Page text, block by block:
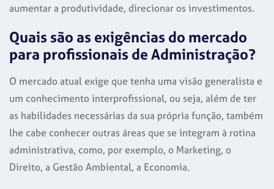
aumentar a produtividade, direcionar os investimentos.
Quais são as exigências do mercado
para profissionais de Administração?
O mercado atual exige que tenha uma visão generalista e
um conhecimento interprofissional, ou seja, além de ter
as habilidades necessárias da sua própria função, também
lhe cabe conhecer outras áreas que se integram à rotina
administrativa, como, por exemplo, o Marketing, o
Direito, a Gestão Ambiental, a Economia.